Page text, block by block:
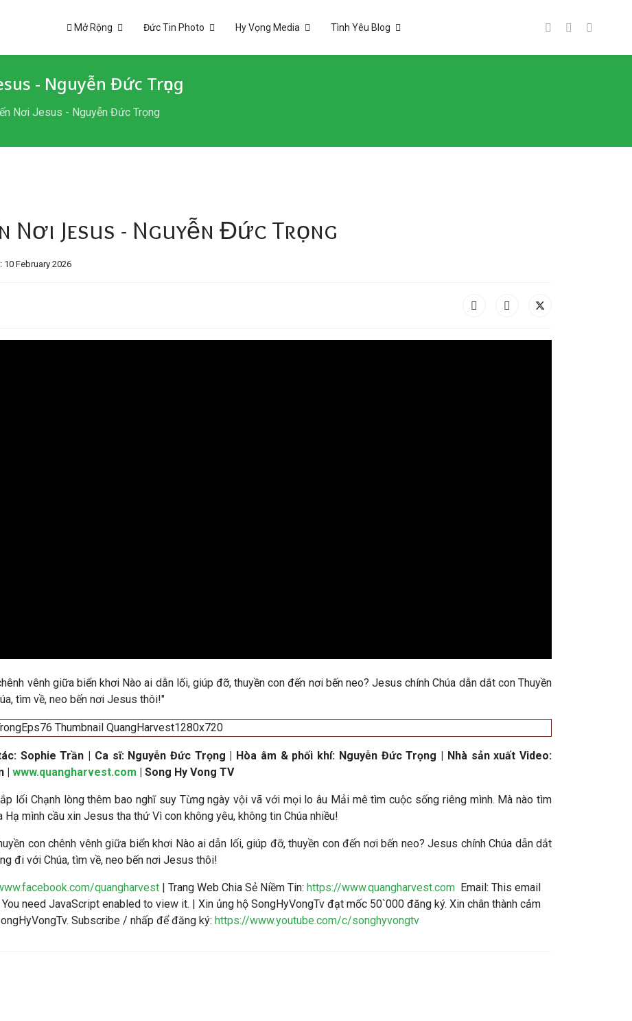
Mở Rộng Đức Tin Photo Hy Vọng Media Tình Yêu Blog
- Nguyễn Đức Trọng
Nơi Jesus - Nguyễn Đức Trọng
Nơi Jesus - Nguyễn Đức Trọng
February 2026
vênh giữa biển khơi Nào ai dẫn lối, giúp đỡ, thuyền con đến nơi bến neo? Jesus chính Chúa dẫn dắt con Thuyền
tìm về, neo bến nơi Jesus thôi!"
Sophie Trần | Ca sĩ: Nguyễn Đức Trọng | Hòa âm & phối khí: Nguyễn Đức Trọng | Nhà sản xuất Video:
| www.quangharvest.com | Song Hy Vong TV
lối Chạnh lòng thêm bao nghĩ suy Từng ngày vội vã với mọi lo âu Mải mê tìm cuộc sống riêng mình. Mà nào tìm
mình cầu xin Jesus tha thứ Vì con không yêu, không tin Chúa nhiều!
con chênh vênh giữa biển khơi Nào ai dẫn lối, giúp đỡ, thuyền con đến nơi bến neo? Jesus chính Chúa dẫn dắt
đi với Chúa, tìm về, neo bến nơi Jesus thôi!
quangharvest | Trang Web Chia Sẻ Niềm Tin: https://www.quangharvest.com Email: This email
need JavaScript enabled to view it. | Xin ủng hộ SongHyVongTv đạt mốc 50`000 đăng ký. Xin chân thành cảm
Subscribe / nhấp để đăng ký: https://www.youtube.com/c/songhyvongtv